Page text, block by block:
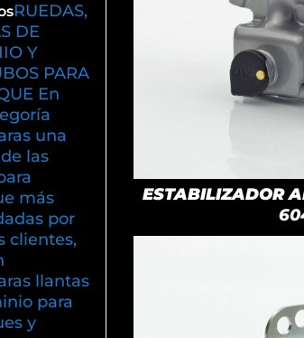
RUEDAS,
DE
Y
PARA
En
una
las
más
por
clientes,
llantas
para
y
ESTABILIZADOR